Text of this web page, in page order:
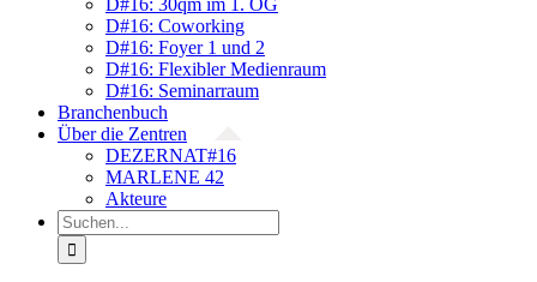
D#16: 30qm im 1. OG
D#16: Coworking
D#16: Foyer 1 und 2
D#16: Flexibler Medienraum
D#16: Seminarraum
Branchenbuch
Über die Zentren
DEZERNAT#16
MARLENE 42
Akteure
Suche
nach: